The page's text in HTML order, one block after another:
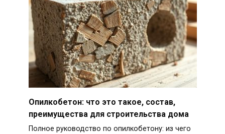
Опилкобетон: что это такое, состав,
преимущества для строительства дома
Полное руководство по опилкобетону: из чего